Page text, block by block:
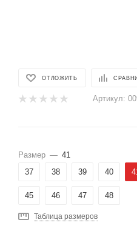
ОТЛОЖИТЬ
Артикул:
Размер — 41
37
38 39 40
45 46 47 48
Таблица размеров